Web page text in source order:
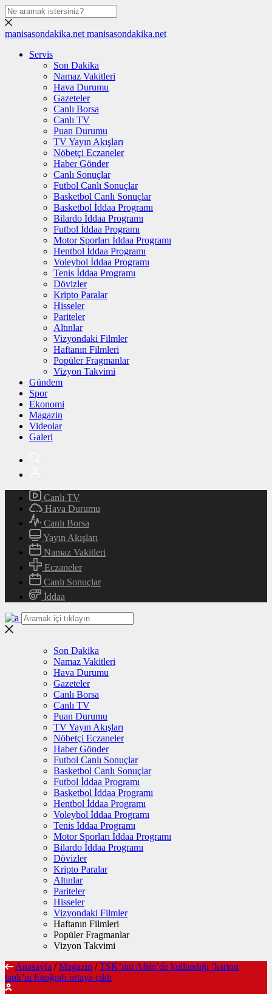
manisasondakika.net manisasondakika.net
Servis
Son Dakika
Namaz Vakitleri
Hava Durumu
Gazeteler
Canlı Borsa
Canlı TV
Puan Durumu
TV Yayın Akışları
Nöbetçi Eczaneler
Haber Gönder
Canlı Sonuçlar
Futbol Canlı Sonuçlar
Basketbol Canlı Sonuçlar
Basketbol İddaa Programı
Bilardo İddaa Programı
Futbol İddaa Programı
Motor Sporları İddaa Programı
Hentbol İddaa Programı
Voleybol İddaa Programı
Tenis İddaa Programı
Dövizler
Kripto Paralar
Hisseler
Pariteler
Altınlar
Vizyondaki Filmler
Haftanın Filmleri
Popüler Fragmanlar
Vizyon Takvimi
Gündem
Spor
Ekonomi
Magazin
Videolar
Galeri
Canlı TV
Hava Durumu
Canlı Borsa
Yayın Akışları
Namaz Vakitleri
Eczaneler
Canlı Sonuçlar
İddaa
Son Dakika
Namaz Vakitleri
Hava Durumu
Gazeteler
Canlı Borsa
Canlı TV
Puan Durumu
TV Yayın Akışları
Nöbetçi Eczaneler
Haber Gönder
Futbol Canlı Sonuçlar
Basketbol Canlı Sonuçlar
Futbol İddaa Programı
Basketbol İddaa Programı
Hentbol İddaa Programı
Voleybol İddaa Programı
Tenis İddaa Programı
Motor Sporları İddaa Programı
Bilardo İddaa Programı
Dövizler
Kripto Paralar
Altınlar
Pariteler
Hisseler
Vizyondaki Filmler
Haftanın Filmleri
Popüler Fragmanlar
Vizyon Takvimi
Anasayfa / Magazin / TSK’nın Afrin’de kullandığı ‘karton
tank’ın fotoğrafı ortaya çıktı